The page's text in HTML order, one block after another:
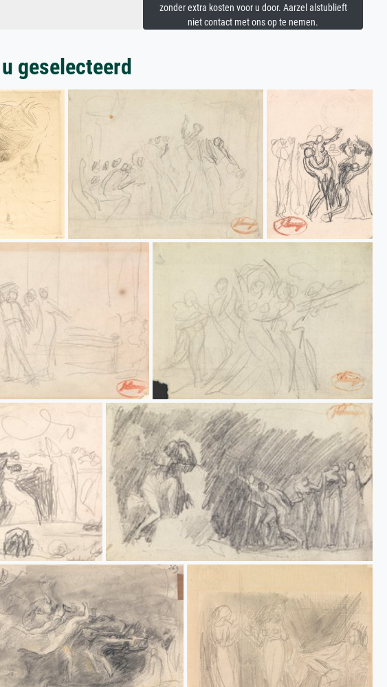
zonder extra kosten voor u door. Aarzel alstublieft
niet contact met ons op te nemen.
geselecteerd